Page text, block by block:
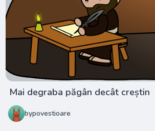
Mai degraba păgân decât creștin
bypovestioare